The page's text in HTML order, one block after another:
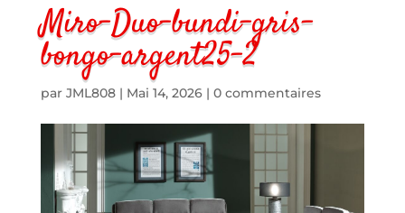
Miro-Duo-bundi-gris-
bongo-argent25-2
par JML808| Mai 14, 2026| 0 commentaires